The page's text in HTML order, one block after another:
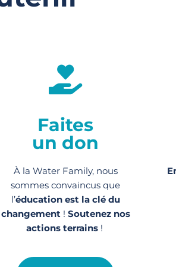
Faites
un don
À la Water Family, nous
sommes convaincus que
l’éducation est la clé du
changement! Soutenez nos
actions terrains!